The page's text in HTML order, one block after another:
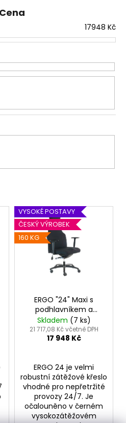
Cena
17948 Kč
VYSOKÉ POSTAVY
ČESKÝ VÝROBEK
160 KG
ERGO "24" Maxi s
podhlavníkem a
područkami na
kovovém kříži
Skladem (7 ks)
21 717,08 Kč včetně DPH
17 948 Kč
ERGO 24 je velmi
robustní zátěžové křeslo
vhodné pro nepřetržité
provozy 24/7. Je
očalouněno v černém
vysokozátěžovém